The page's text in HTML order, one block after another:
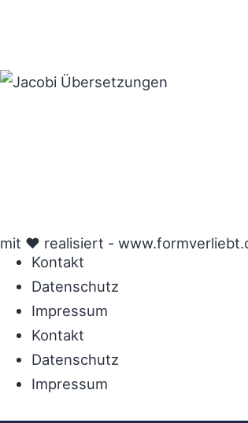
mit ♥ realisiert -
Kontakt
Datenschutz
Impressum
Kontakt
Datenschutz
Impressum